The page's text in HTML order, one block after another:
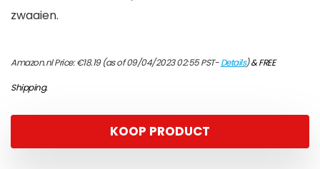
zwaaien.
Amazon.nl Price:€18.19(as of 09/04/2023 02:55 PST-Details)&FREE
Shipping.
KOOP PRODUCT